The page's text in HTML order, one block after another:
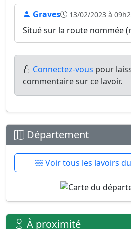
Graves 13/02/2023 à
Situé sur la route nommée
Connectez-vous pour
commentaire sur ce lavoir.
Département
Voir tous les lavoirs
À proximité